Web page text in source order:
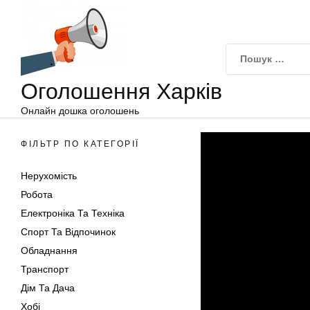
Оголошення Харків
Онлайн дошка оголошень
ФІЛЬТР ПО КАТЕГОРІЇ
Нерухомість
Робота
Електроніка Та Техніка
Спорт Та Відпочинок
Обладнання
Транспорт
Дім Та Дача
Хобі